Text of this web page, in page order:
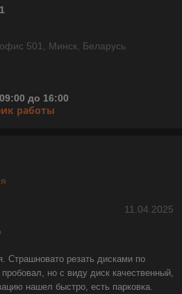
501, Минск, Беларусь
до 16:00
работы
11.04.2025
Страшновато резать дисками по
но с виду диск качественный,
нашел быстро, есть парковка.